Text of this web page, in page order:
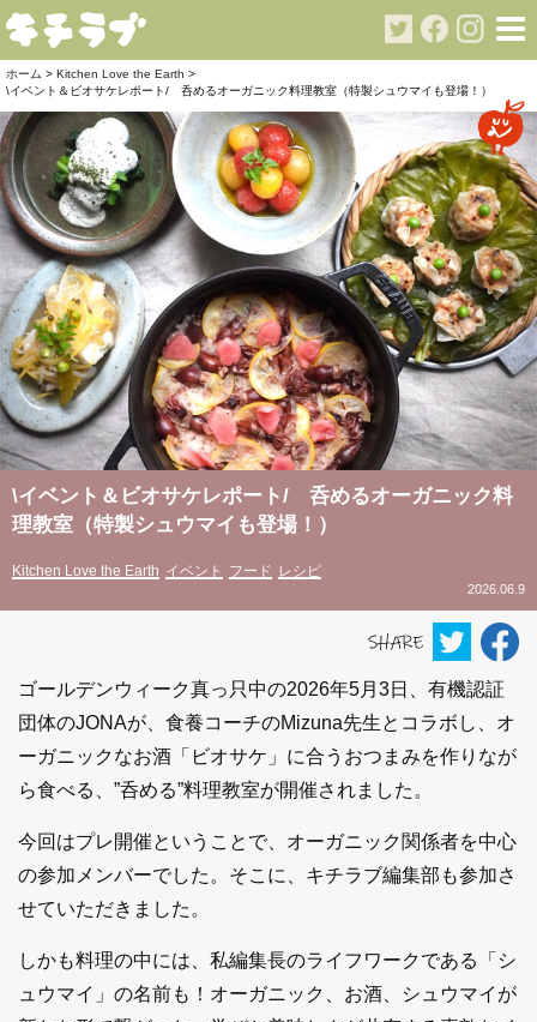
ホーム > Kitchen Love the Earth >
\イベント＆ビオサケレポート/ 呑めるオーガニック料理教室（特製シュウマイも登場！）
\イベント＆ビオサケレポート/ 呑めるオーガニック料
理教室（特製シュウマイも登場！）
Kitchen Love the Earth イベント フード レシピ
2026.06.9
ゴールデンウィーク真っ只中の2026年5月3日、有機認証
団体のJONAが、食養コーチのMizuna先生とコラボし、オ
ーガニックなお酒「ビオサケ」に合うおつまみを作りなが
ら食べる、”呑める”料理教室が開催されました。
今回はプレ開催ということで、オーガニック関係者を中心
の参加メンバーでした。そこに、キチラブ編集部も参加さ
せていただきました。
しかも料理の中には、私編集長のライフワークである「シ
ュウマイ」の名前も！オーガニック、お酒、シュウマイが